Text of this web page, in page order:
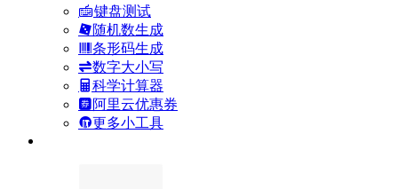
键盘测试
随机数生成
条形码生成
数字大小写
科学计算器
阿里云优惠券
更多小工具